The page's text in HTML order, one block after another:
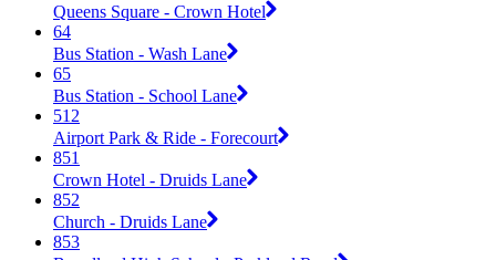
Queens Square - Crown Hotel
64
Bus Station - Wash Lane
65
Bus Station - School Lane
512
Airport Park & Ride - Forecourt
851
Crown Hotel - Druids Lane
852
Church - Druids Lane
853